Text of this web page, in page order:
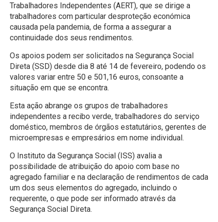
Trabalhadores Independentes (AERT), que se dirige a
trabalhadores com particular desproteção económica
causada pela pandemia, de forma a assegurar a
continuidade dos seus rendimentos.
Os apoios podem ser solicitados na Segurança Social
Direta (SSD) desde dia 8 até 14 de fevereiro, podendo os
valores variar entre 50 e 501,16 euros, consoante a
situação em que se encontra.
Esta ação abrange os grupos de trabalhadores
independentes a recibo verde, trabalhadores do serviço
doméstico, membros de órgãos estatutários, gerentes de
microempresas e empresários em nome individual.
O Instituto da Segurança Social (ISS) avalia a
possibilidade de atribuição do apoio com base no
agregado familiar e na declaração de rendimentos de cada
um dos seus elementos do agregado, incluindo o
requerente, o que pode ser informado através da
Segurança Social Direta.